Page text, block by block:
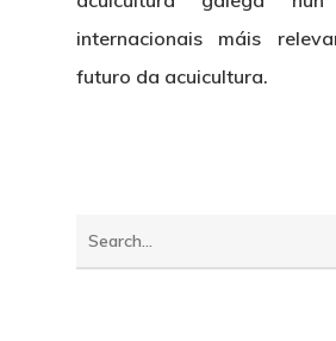
internacionais máis
futuro da acuicultura.